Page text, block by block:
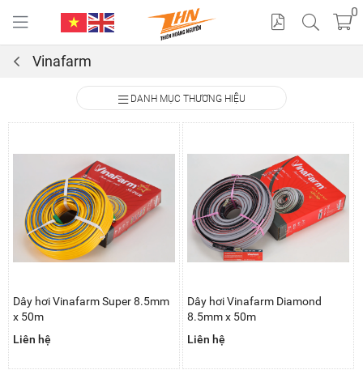
alo
0
Vinafarm
DANH MỤC THƯƠNG HIỆU
Dây hơi Vinafarm Super 8.5mm
x 50m
Liên hệ
Dây hơi Vinafarm Diamond
8.5mm x 50m
Liên hệ